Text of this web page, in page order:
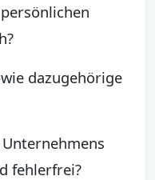
dazugehörige
fehlerfrei?